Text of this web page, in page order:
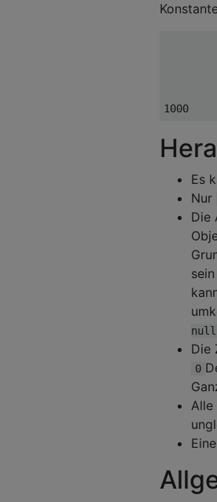
1000
Es
Nur
Die
sein
Die
0
Alle